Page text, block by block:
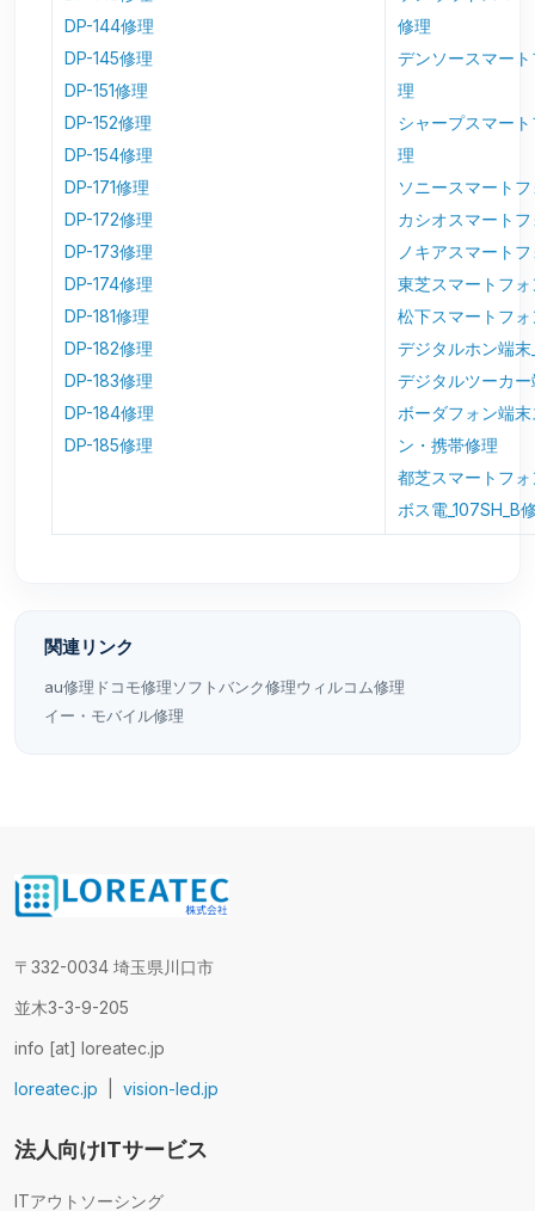
DP-144修理
DP-145修理
DP-151修理
DP-152修理
DP-154修理
DP-171修理
DP-172修理
DP-173修理
DP-174修理
DP-181修理
DP-182修理
DP-183修理
DP-184修理
DP-185修理
修理
デンソースマー
理
シャープスマー
理
ソニースマート
カシオスマート
ノキアスマート
東芝スマートフ
松下スマートフ
デジタルホン端
デジタルツーカ
ボーダフォン端
ン・携帯修理
都芝スマートフ
ボス電_107SH_B
関連リンク
au修理 ドコモ修理ソフトバンク修理ウィルコム修理
イー・モバイル修理
〒332-0034 埼玉県川口市
並木3-3-9-205
info [at] loreatec.jp
loreatec.jp
vision-led.jp
法人向けITサービス
ITアウトソーシング